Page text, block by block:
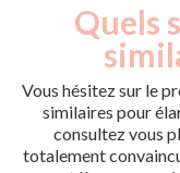
Quels
Vous hésitez sur le
similaires pour
consultez vous
totalement